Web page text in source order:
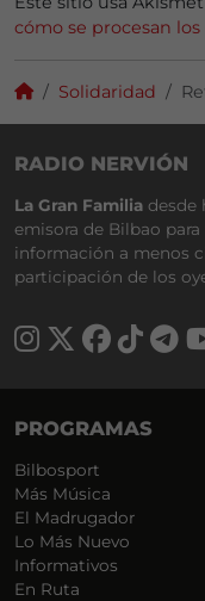
cómo se procesan
Solidaridad
RADIO NERVIÓN
La Gran Familia desde
emisora de Bilbao
información a menos
participación de los
PROGRAMAS
Bilbosport
Más Música
El Madrugador
Lo Más Nuevo
Informativos
En Ruta